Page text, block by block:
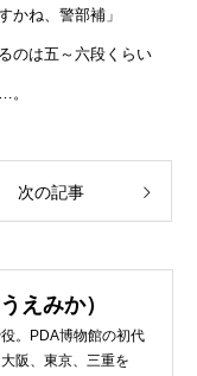
かね、警部補」
のは五～六段くらい
。
次の記事
えみか）
。PDA博物館の初代
阪、東京、三重を